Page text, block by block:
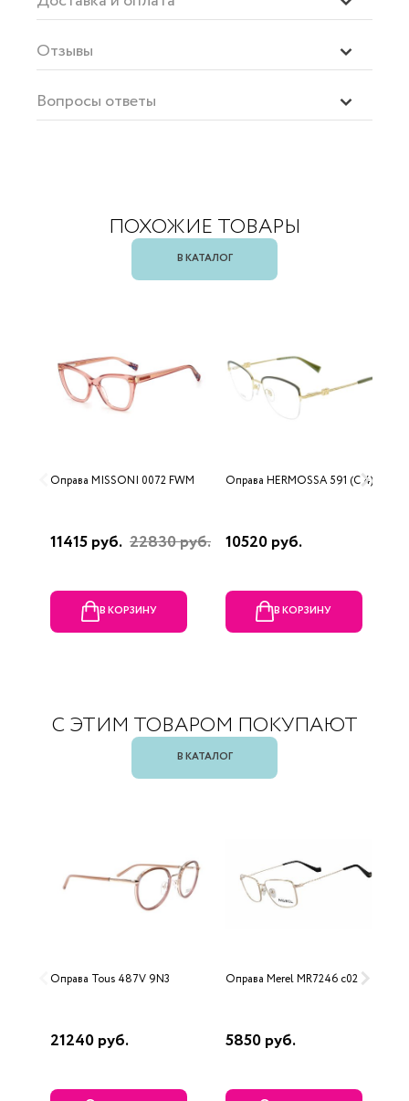
Отзывы
Вопросы ответы
ПОХОЖИЕ ТОВАРЫ
В КАТАЛОГ
Оправа MISSONI 0072 FWM
11415 руб. 22830 руб.
В КОРЗИНУ
Оправа HERMOSSA 591 (C 4)
10520 руб.
В КОРЗИНУ
С ЭТИМ ТОВАРОМ ПОКУПАЮТ
В КАТАЛОГ
Оправа Tous 487V 9N3
21240 руб.
Оправа Merel MR7246 c02
5850 руб.